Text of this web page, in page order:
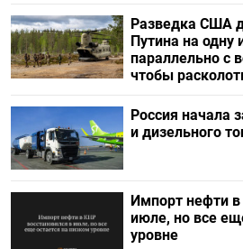
Разведка США
Путина на одну
параллельно с
чтобы
Россия начала
и дизельного
Импорт нефти
июле, но все
уровне